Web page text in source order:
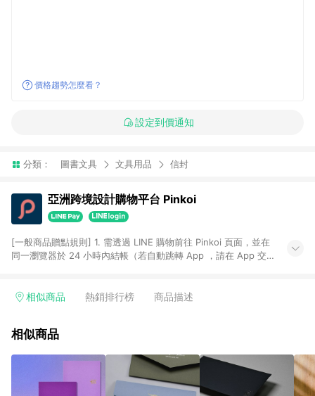
價格趨勢怎麼看？
設定到價通知
分類： 圖書文具 文具用品 信封
亞洲跨境設計購物平台 Pinkoi
[一般商品贈點規則] 1. 需透過 LINE 購物前往 Pinkoi 頁面，並在
同一瀏覽器於 24 小時內結帳（若自動跳轉 App ，請在 App 交
回饋訂單不得享有 Pinkoi 站方優惠，例如首購優惠，P coins，
行為，不具贈點資格，部分退款不在此限。 6. APP 請更新至
貨後 45 天後發送。 8. 群眾募資商品，禮物卡，開館保證金，補
運費，攤位費等不具贈點資格。 9. LINE 購物站上之商品規格、
顏色、價位、贈品如與 Pinkoi 商品資訊頁及購物車不符，以
相似商品 熱銷排行榜 商品描述
相似商品